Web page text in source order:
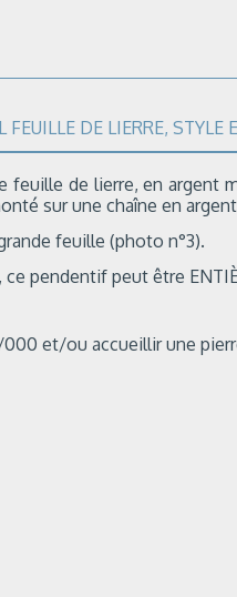
DE LIERRE, STYLE
feuille de lierre, en argent
sur une chaîne en
feuille (photo n°3).
pendentif peut être
et/ou accueillir une